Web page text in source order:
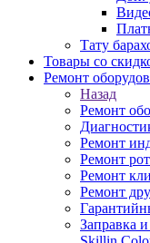
Тату
Товары со
Ремонт
Назад
Ремонт
Ремонт
Ремонт
Ремонт
Ремонт
Заправка